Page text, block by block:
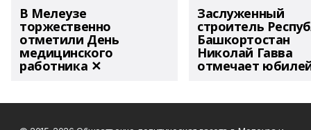
В Мелеузе
торжественно
отметили День
медицинского
работника ✕
Заслуженный
строитель
Башкортостан
Николай Гавва
отмечает